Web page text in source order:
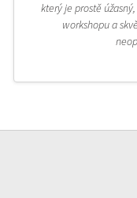
který je prostě
workshopu a